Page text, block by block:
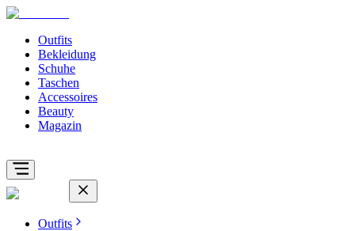
Outfits
Bekleidung
Schuhe
Taschen
Accessoires
Beauty
Magazin
Outfits